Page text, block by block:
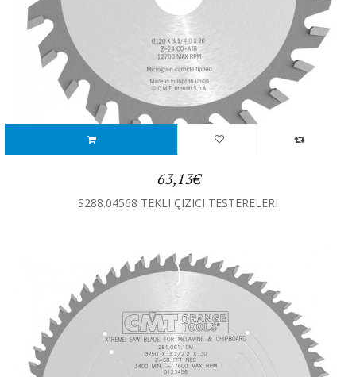
S288.04568 TEKLI ÇIZICI TESTERELERI
63,13€